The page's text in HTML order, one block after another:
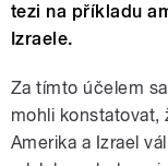
tezi na příkladu
Izraele.
Za tímto účelem
mohli konstatovat,
Amerika a Izrael